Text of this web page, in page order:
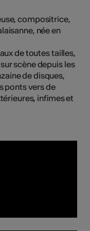
compositrice,
née en
de toutes tailles,
scène depuis les
de disques,
ponts vers de
infimes et